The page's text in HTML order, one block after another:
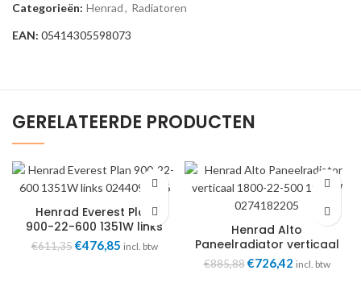
Categorieën: Henrad, Radiatoren
EAN: 05414305598073
GERELATEERDE PRODUCTEN
Henrad Everest Plan
900-22-600 1351W links
0244092206
€611,35 Oorspronkelijke
€476,85Huidige
incl. btw
Henrad Alto
Paneelradiator verticaal
1800-22-400 1584W
0274182204
€885,88 Oorspronkelijke
€726,42Huidige
incl. btw